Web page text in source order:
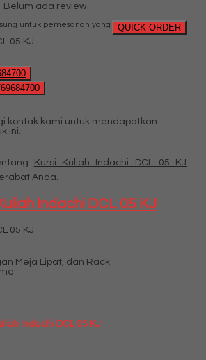
Belum ada review
QUICK ORDER
untuk pemesanan yang
05 KJ
kontak kami untuk mendapatkan
ini.
Kursi Kuliah Indachi DCL 05 KJ
Anda.
Indachi DCL 05 KJ
05 KJ
Meja Lipat, dan Rack
Indachi DCL 05 KJ